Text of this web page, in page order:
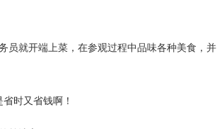
员就开端上菜，在参观过程中品味各种美食，并
时又省钱啊！